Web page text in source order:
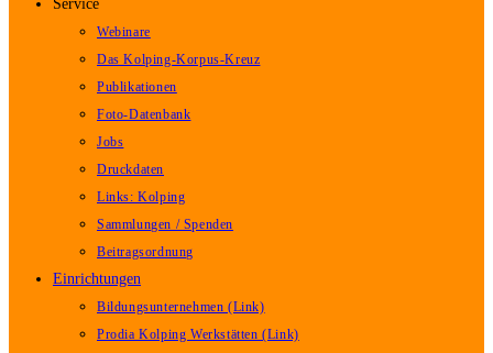
Service
Webinare
Das Kolping-Korpus-Kreuz
Publikationen
Foto-Datenbank
Jobs
Druckdaten
Links: Kolping
Sammlungen / Spenden
Beitragsordnung
Einrichtungen
Bildungsunternehmen (Link)
Prodia Kolping Werkstätten (Link)